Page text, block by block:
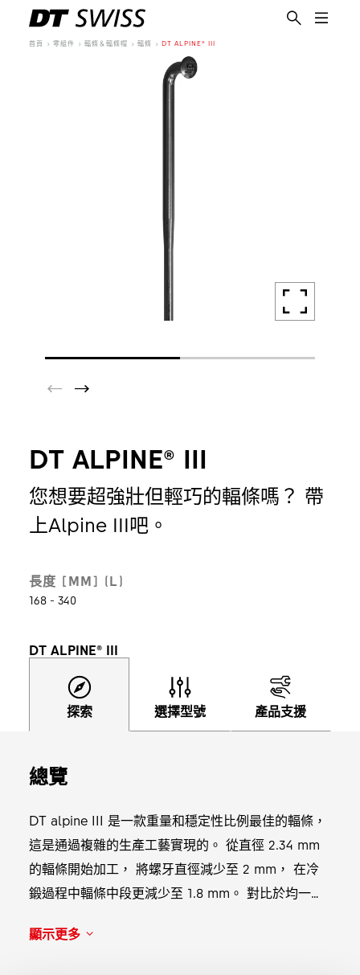
首頁 零組件 輻條＆輻條帽 輻條 DT ALPINE® III
DT ALPINE® III
您想要超強壯但輕巧的輻條嗎？ 帶
上Alpine III吧。
長度 [MM] (L)
168 - 340
DT ALPINE® III
探索 選擇型號 產品支援
總覽
DT alpine III 是一款重量和穩定性比例最佳的輻條，
這是通過複雜的生產工藝實現的。 從直徑 2.34 mm
的輻條開始加工， 將螺牙直徑減少至 2 mm， 在冷
鍛過程中輻條中段更減少至 1.8 mm。 對比於均一直
常纖細但不減它的耐用度， 非常適合應用在高性能的
顯示更多